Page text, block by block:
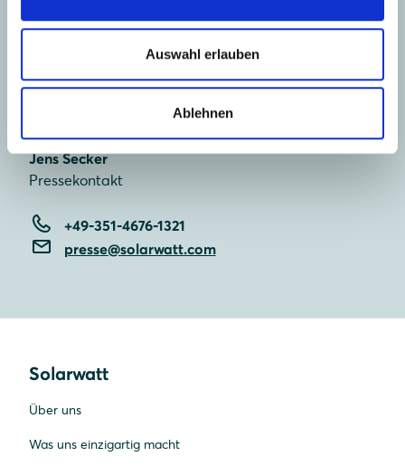
Auswahl erlauben
Ablehnen
Jens Secker
Pressekontakt
+49-351-4676-1321
presse@solarwatt.com
Solarwatt
Über uns
Was uns einzigartig macht